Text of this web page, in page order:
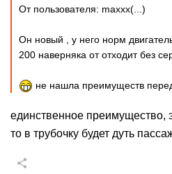
От пользователя: maxxx(...)
Он новый , у него норм
200 наверняка от отходит без
не нашла преимуществ
единственное преимущество,
то в трубочку будет дуть